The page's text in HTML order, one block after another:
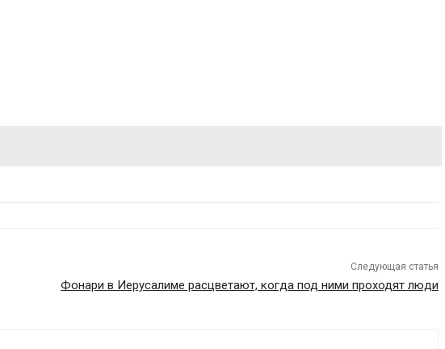
Следующая статья
Фонари в Иерусалиме расцветают, когда под ними проходят люди